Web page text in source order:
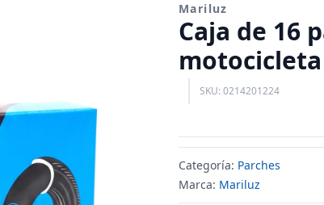
Mariluz
Caja de 16
SKU: 0214201224
Categoría: Parches
Marca: Mariluz